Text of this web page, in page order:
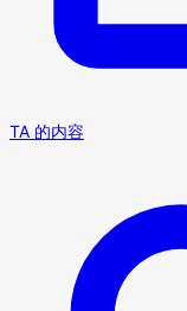
TA 的内容